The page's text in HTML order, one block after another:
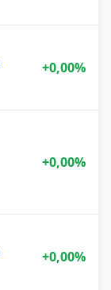
+0,00%
+0,00%
+0,00%